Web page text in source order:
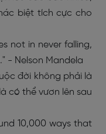
biệt tích cực cho
not in never falling,
- Nelson Mandela
đời không phải là
có thể vươn lên sau
10,000 ways that